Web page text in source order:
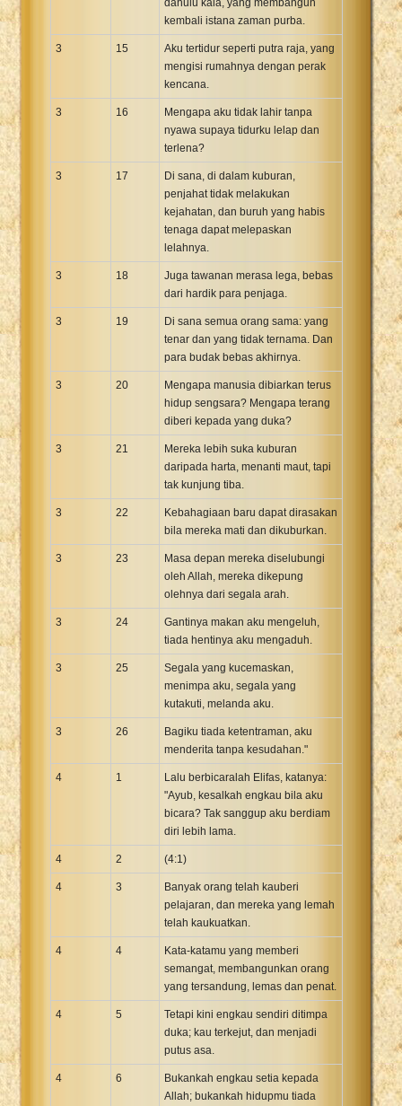
kembali istana zaman purba.
3 15
Aku tertidur seperti putra raja, yang
mengisi rumahnya dengan perak
kencana.
3 16
Mengapa aku tidak lahir tanpa
nyawa supaya tidurku lelap dan
terlena?
3 17
Di sana, di dalam kuburan,
penjahat tidak melakukan
kejahatan, dan buruh yang habis
tenaga dapat melepaskan
lelahnya.
3 18
Juga tawanan merasa lega, bebas
dari hardik para penjaga.
3 19
Di sana semua orang sama: yang
tenar dan yang tidak ternama. Dan
para budak bebas akhirnya.
3 20
Mengapa manusia dibiarkan terus
hidup sengsara? Mengapa terang
diberi kepada yang duka?
3 21
Mereka lebih suka kuburan
daripada harta, menanti maut, tapi
tak kunjung tiba.
3 22
Kebahagiaan baru dapat dirasakan
bila mereka mati dan dikuburkan.
3 23
Masa depan mereka diselubungi
oleh Allah, mereka dikepung
olehnya dari segala arah.
3 24
Gantinya makan aku mengeluh,
tiada hentinya aku mengaduh.
3 25
Segala yang kucemaskan,
menimpa aku, segala yang
kutakuti, melanda aku.
3 26
Bagiku tiada ketentraman, aku
menderita tanpa kesudahan."
4 1
Lalu berbicaralah Elifas, katanya:
"Ayub, kesalkah engkau bila aku
bicara? Tak sanggup aku berdiam
diri lebih lama.
4 2 (4:1)
4 3
Banyak orang telah kauberi
pelajaran, dan mereka yang lemah
telah kaukuatkan.
4 4
Kata-katamu yang memberi
semangat, membangunkan orang
yang tersandung, lemas dan penat.
4 5
Tetapi kini engkau sendiri ditimpa
duka; kau terkejut, dan menjadi
putus asa.
4 6
Bukankah engkau setia kepada
Allah; bukankah hidupmu tiada